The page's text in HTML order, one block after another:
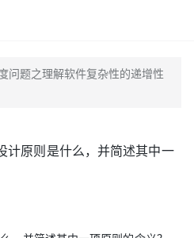
问题之理解软件复杂性的递增性
计原则是什么，并简述其中一